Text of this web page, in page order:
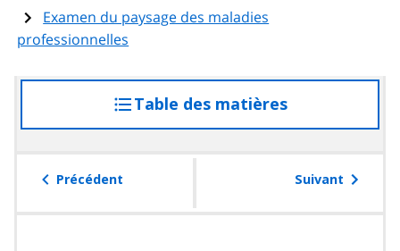
Examen du paysage des maladies
professionnelles
Table des matières
à
table
Précédent Suivant